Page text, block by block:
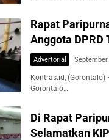
Rapat
Anggota DPRD
Advertorial September
Kontras.id, (Gorontalo)
Gorontalo…
Di Rapat
Selamatkan